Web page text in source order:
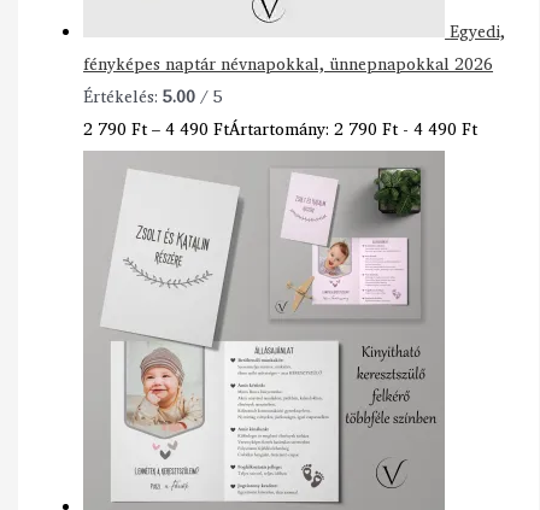
Egyedi,
fényképes naptár névnapokkal, ünnepnapokkal 2026
Értékelés:5.00/ 5
2 790Ft–4 490FtÁrtartomány: 2 790 Ft - 4 490 Ft